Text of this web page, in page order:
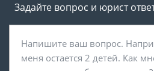
Задайте вопрос и юрист